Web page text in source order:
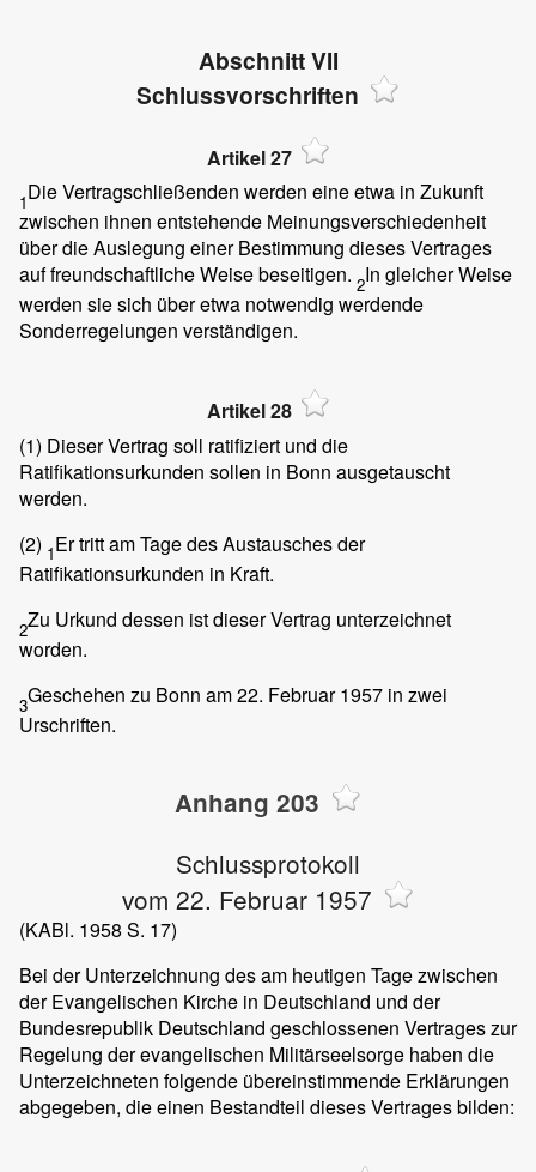
Abschnitt VII
Schlussvorschriften
Artikel 27
1Die Vertragschließenden werden eine etwa in Zukunft
zwischen ihnen entstehende Meinungsverschiedenheit
über die Auslegung einer Bestimmung dieses Vertrages
auf freundschaftliche Weise beseitigen. 2In gleicher Weise
werden sie sich über etwa notwendig werdende
Sonderregelungen verständigen.
Artikel 28
(1) Dieser Vertrag soll ratifiziert und die
Ratifikationsurkunden sollen in Bonn ausgetauscht
werden.
(2) 1Er tritt am Tage des Austausches der
Ratifikationsurkunden in Kraft.
2Zu Urkund dessen ist dieser Vertrag unterzeichnet
worden.
3Geschehen zu Bonn am 22. Februar 1957 in zwei
Urschriften.
Anhang 203
Schlussprotokoll
vom 22. Februar 1957
(KABl. 1958 S. 17)
Bei der Unterzeichnung des am heutigen Tage zwischen
der Evangelischen Kirche in Deutschland und der
Bundesrepublik Deutschland geschlossenen Vertrages zur
Regelung der evangelischen Militärseelsorge haben die
Unterzeichneten folgende übereinstimmende Erklärungen
abgegeben, die einen Bestandteil dieses Vertrages bilden: